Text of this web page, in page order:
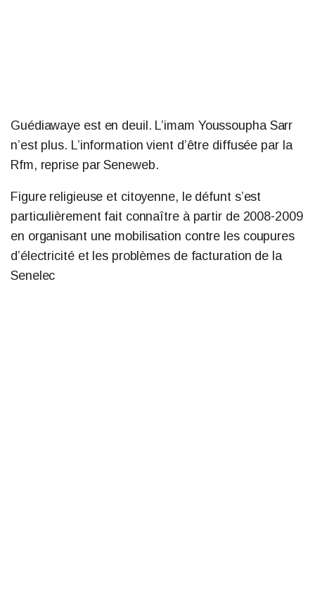
Guédiawaye est en deuil. L’imam Youssoupha Sarr
n’est plus. L’information vient d’être diffusée par la
Rfm, reprise par Seneweb.
Figure religieuse et citoyenne, le défunt s’est
particulièrement fait connaître à partir de 2008-2009
en organisant une mobilisation contre les coupures
d’électricité et les problèmes de facturation de la
Senelec